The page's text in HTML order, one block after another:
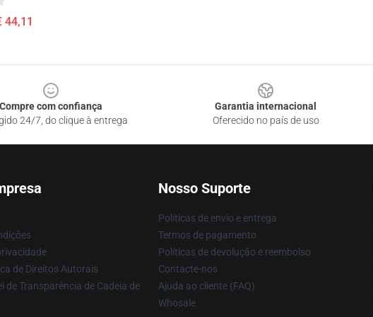
44,11
Compre com confiança
24/7, do clique à entrega
Garantia internacional
Oferecido no país de uso
de Direitos Autorais
de Transparência de Cadeia de
Nosso Suporte
Políticas de envio e entrega
Termos de pagamento
Políticas de devolução e reembolso
Contacte-nos
Ajuda ao cliente (FAQ)
Whosale